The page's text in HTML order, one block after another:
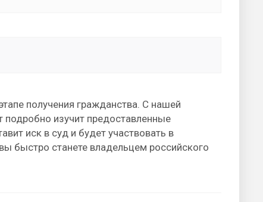
получения гражданства. С нашей
изучит предоставленные
иск в суд и будет участвовать в
быстро станете владельцем российского